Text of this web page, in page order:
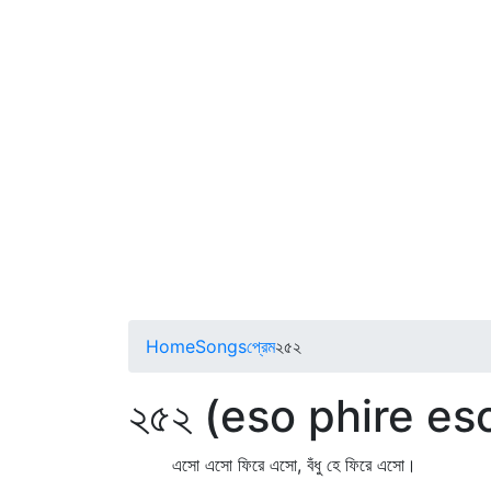
HomeSongsপ্রেম২৫২
২৫২ (eso phire
এসো এসো ফিরে এসো, বঁধু হে ফিরে এসো।